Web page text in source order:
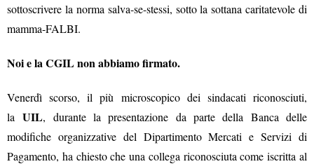
sottoscrivere la norma salva-se-stessi, sotto la sottana caritatevole di
mamma-FALBI.
Noi e la CGIL non abbiamo firmato.
Venerdì scorso, il più microscopico dei sindacati riconosciuti,
laUIL, durante la presentazione da parte della Banca delle
modifiche organizzative del Dipartimento Mercati e Servizi di
Pagamento, ha chiesto che una collega riconosciuta come iscritta al